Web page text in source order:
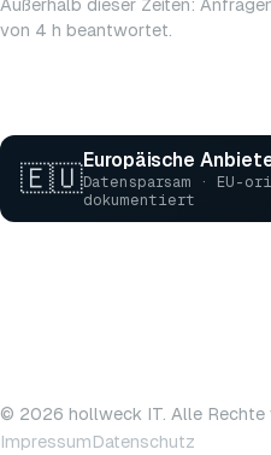
Außerhalb dieser Zeiten:
von 4 h beantwortet.
🇪🇺
Europäische
Datensparsam ·
dokumentiert
© 2026 hollweck IT. Alle Rechte
ImpressumDatenschutz